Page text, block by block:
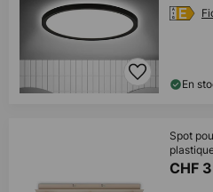
En
Spot
CHF